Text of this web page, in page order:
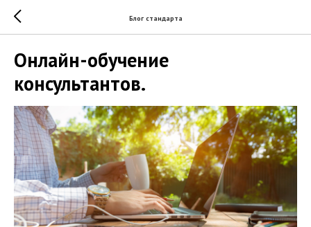
Блог стандарта
Онлайн-обучение
консультантов.